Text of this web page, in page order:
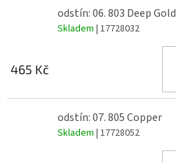
odstín: 06. 803 Deep Gold
Skladem | 17728032
465 Kč
odstín: 07. 805 Copper
Skladem | 17728052